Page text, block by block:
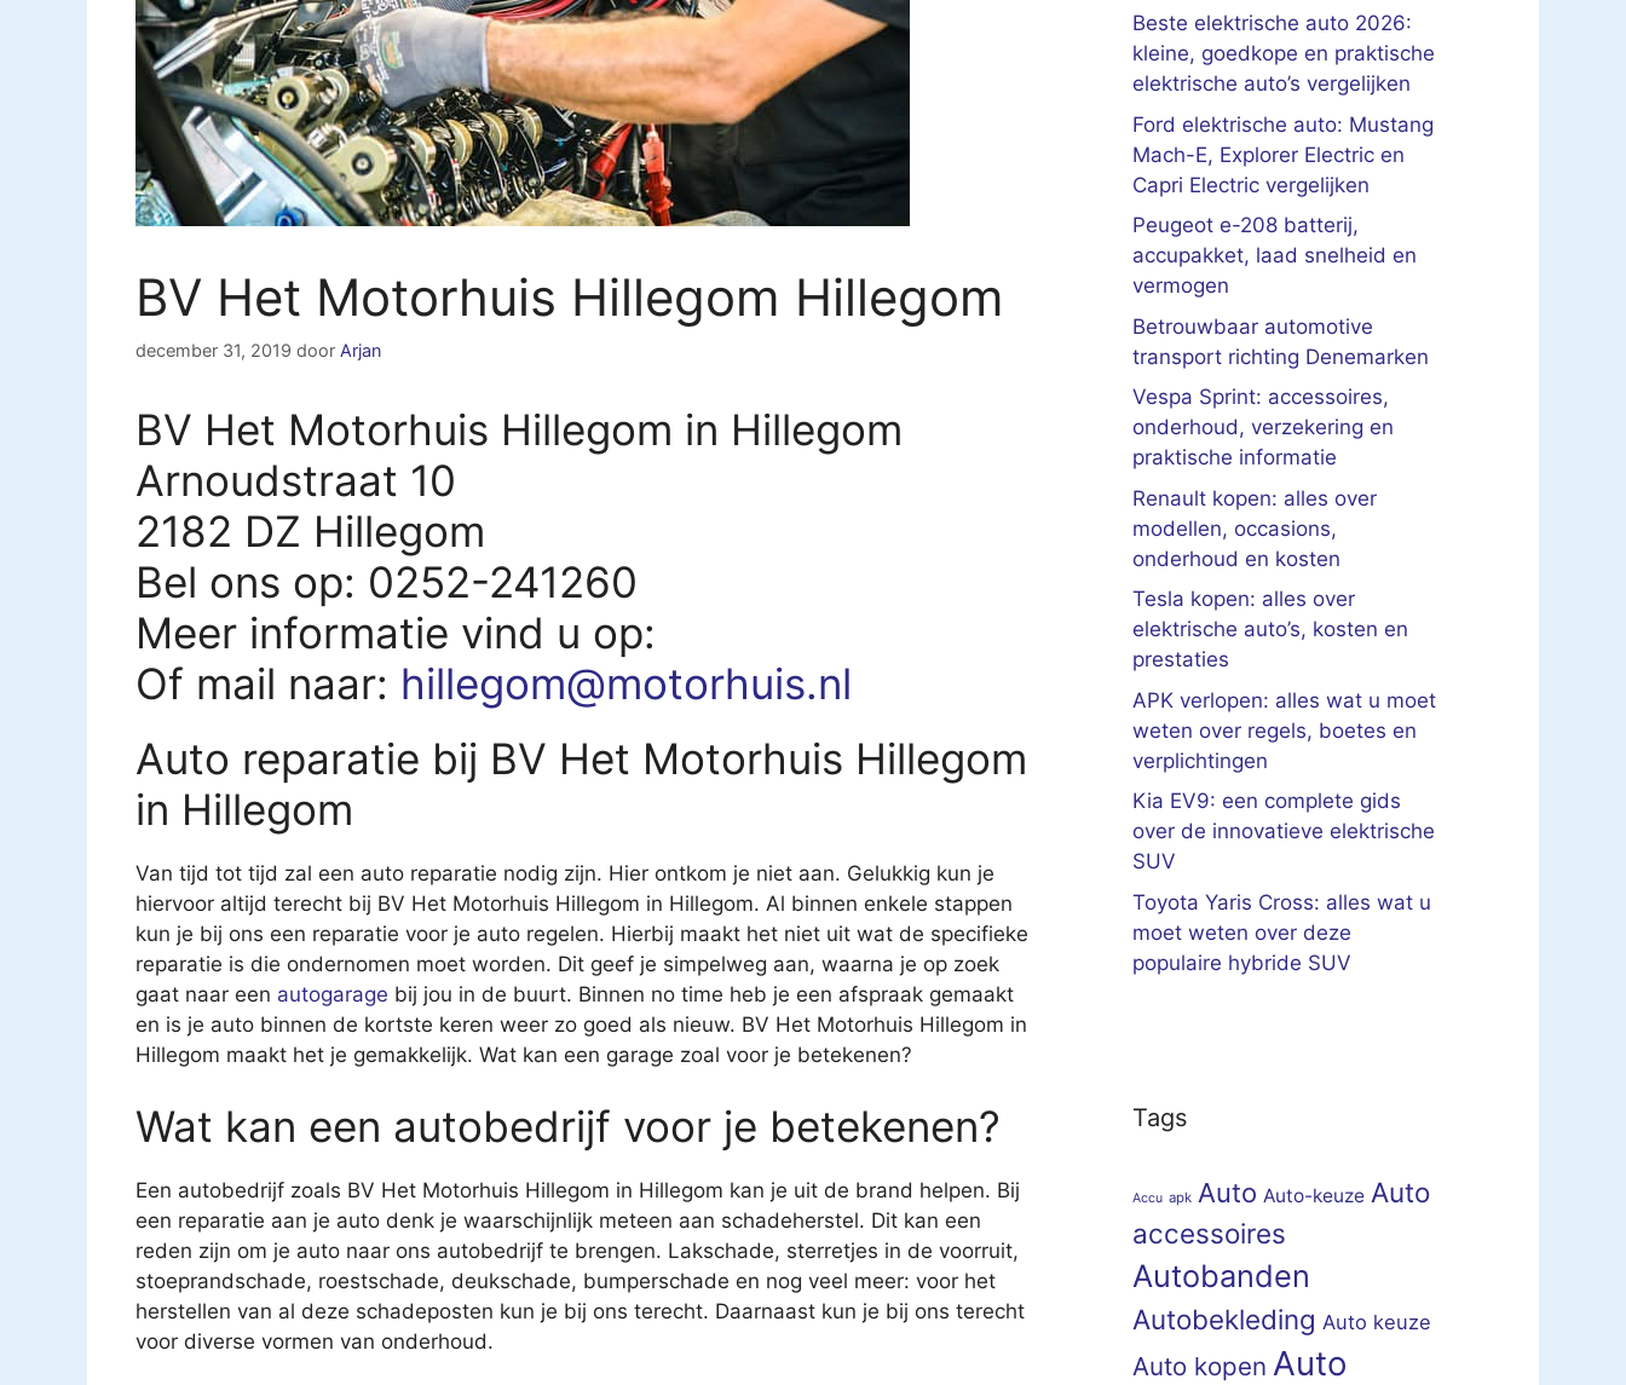
BV Het Motorhuis Hillegom Hillegom
december 31, 2019 door Arjan
BV Het Motorhuis Hillegom in Hillegom
Arnoudstraat 10
2182 DZ Hillegom
Bel ons op: 0252-241260
Meer informatie vind u op:
Of mail naar: hillegom@motorhuis.nl
Auto reparatie bij BV Het Motorhuis Hillegom
in Hillegom
Van tijd tot tijd zal een auto reparatie nodig zijn. Hier ontkom je niet aan. Gelukkig kun je
hiervoor altijd terecht bij BV Het Motorhuis Hillegom in Hillegom. Al binnen enkele stappen
kun je bij ons een reparatie voor je auto regelen. Hierbij maakt het niet uit wat de specifieke
reparatie is die ondernomen moet worden. Dit geef je simpelweg aan, waarna je op zoek
gaat naar een autogarage bij jou in de buurt. Binnen no time heb je een afspraak gemaakt
en is je auto binnen de kortste keren weer zo goed als nieuw. BV Het Motorhuis Hillegom in
Hillegom maakt het je gemakkelijk. Wat kan een garage zoal voor je betekenen?
Wat kan een autobedrijf voor je betekenen?
Een autobedrijf zoals BV Het Motorhuis Hillegom in Hillegom kan je uit de brand helpen. Bij
een reparatie aan je auto denk je waarschijnlijk meteen aan schadeherstel. Dit kan een
reden zijn om je auto naar ons autobedrijf te brengen. Lakschade, sterretjes in de voorruit,
stoeprandschade, roestschade, deukschade, bumperschade en nog veel meer: voor het
herstellen van al deze schadeposten kun je bij ons terecht. Daarnaast kun je bij ons terecht
voor diverse vormen van onderhoud.
Beste elektrische auto 2026:
kleine, goedkope en praktische
elektrische auto’s vergelijken
Ford elektrische auto: Mustang
Mach-E, Explorer Electric en
Capri Electric vergelijken
Peugeot e-208 batterij,
accupakket, laad snelheid en
vermogen
Betrouwbaar automotive
transport richting Denemarken
Vespa Sprint: accessoires,
onderhoud, verzekering en
praktische informatie
Renault kopen: alles over
modellen, occasions,
onderhoud en kosten
Tesla kopen: alles over
elektrische auto’s, kosten en
prestaties
APK verlopen: alles wat u moet
weten over regels, boetes en
verplichtingen
Kia EV9: een complete gids
over de innovatieve elektrische
SUV
Toyota Yaris Cross: alles wat u
moet weten over deze
populaire hybride SUV
Tags
Accu apk Auto Auto-keuze Auto
accessoires
Autobanden
Autobekleding Auto keuze
Auto kopen Auto